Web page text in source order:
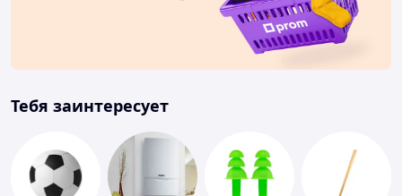
Тебя заинтересует